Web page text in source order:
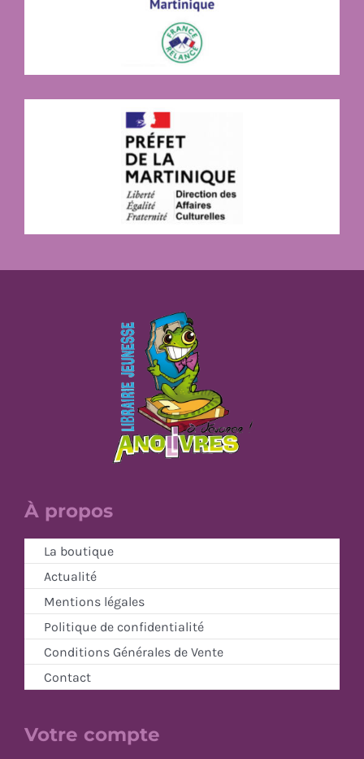
À propos
La boutique
Actualité
Mentions légales
Politique de confidentialité
Conditions Générales de Vente
Contact
Votre compte